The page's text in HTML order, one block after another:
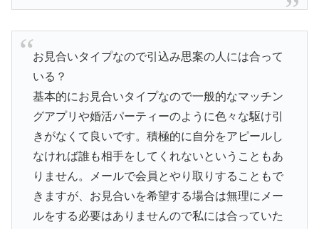
お見合いタイプなので引込み思案の人には合って
いる？
基本的にお見合いタイプなので一般的なマッチン
グアプリや婚活パーティーのように色々な駆け引
きがなくて良いです。積極的に自分をアピールし
なければ誰も相手をしてくれないということもあ
りません。メールで会員とやり取りすることもで
きますが、お見合いを希望する場合は無理にメー
ルをする必要はありませんので私には合っていた